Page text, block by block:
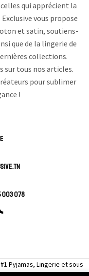
qui apprécient la
vous propose
et satin, soutiens-
que de la lingerie de
collections.
sur tous nos articles.
pour sublimer
!
003 078
Pyjamas, Lingerie et sous-